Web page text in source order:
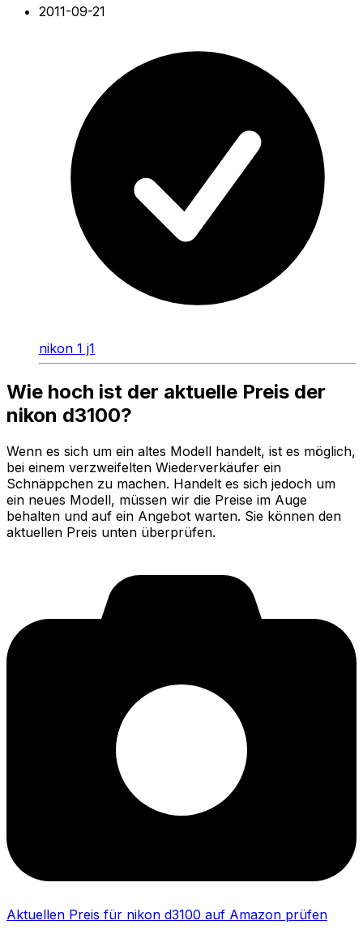
2011-09-21
nikon 1 j1
Wie hoch ist der aktuelle Preis der
nikon d3100?
Wenn es sich um ein altes Modell handelt, ist es möglich,
bei einem verzweifelten Wiederverkäufer ein
Schnäppchen zu machen. Handelt es sich jedoch um
ein neues Modell, müssen wir die Preise im Auge
behalten und auf ein Angebot warten. Sie können den
aktuellen Preis unten überprüfen.
Aktuellen Preis für nikon d3100 auf Amazon prüfen